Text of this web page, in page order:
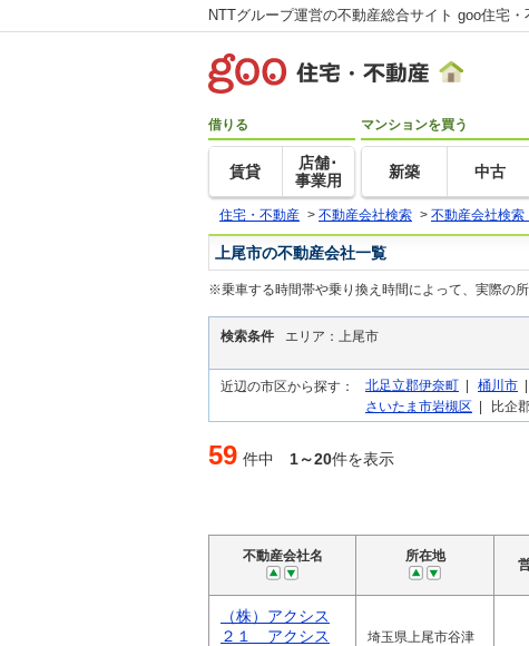
NTTグループ運営の不動産総合サイト goo住宅・
借りる
賃貸
店舗･
事業用
マンションを買う
新築 中古
住宅・不動産 > 不動産会社検索 > 不動産会社検索
上尾市の不動産会社一覧
※乗車する時間帯や乗り換え時間によって、実際の
検索条件 エリア：上尾市
近辺の市区から探す： 北足立郡伊奈町 | 桶川市 |
さいたま市岩槻区 | 比企
59 件中 1～20件を表示
不動産会社名 所在地
（株）アクシス
２１ アクシス
埼玉県上尾市谷津